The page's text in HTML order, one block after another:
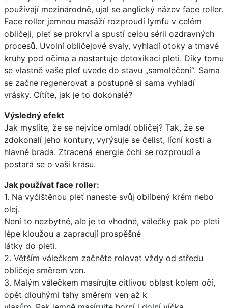
používají mezinárodně, ujal se anglický název face roller.
Face roller jemnou masáží rozproudí lymfu v celém
obličeji, pleť se prokrví a spustí celou sérii ozdravných
procesů. Uvolní obličejové svaly, vyhladí otoky a tmavé
kruhy pod očima a nastartuje detoxikaci pleti. Díky tomu
se vlastně vaše pleť uvede do stavu „samoléčení“. Sama
se začne regenerovat a postupně si sama vyhladí
vrásky. Cítíte, jak je to dokonalé?
Výsledný efekt
Jak myslíte, že se nejvíce omladí obličej? Tak, že se
zdokonalí jeho kontury, vyrýsuje se čelist, lícní kosti a
hlavně brada. Ztracená energie čchi se rozproudí a
postará se o vaši krásu.
Jak používat face roller:
1. Na vyčištěnou pleť naneste svůj oblíbený krém nebo
olej.
Není to nezbytné, ale je to vhodné, válečky pak po pleti
lépe kloužou a zapracují prospěšné
látky do pleti.
2. Větším válečkem začněte rolovat vždy od středu
obličeje směrem ven.
3. Malým válečkem masírujte citlivou oblast kolem očí,
opět dlouhými tahy směrem ven až k